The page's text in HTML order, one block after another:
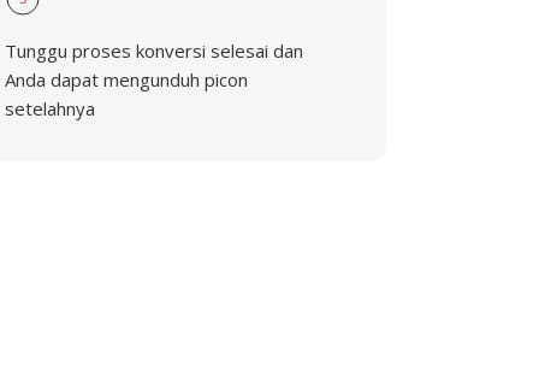
Tunggu proses konversi selesai dan
Anda dapat mengunduh picon
setelahnya